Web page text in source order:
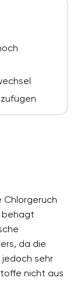
Chlorgeruch
behagt
da die
jedoch sehr
nicht aus